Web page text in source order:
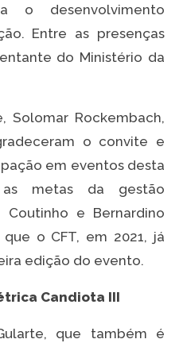
o desenvolvimento
Entre as presenças
do Ministério da
Solomar Rockembach,
o convite e
em eventos desta
metas da gestão
Coutinho e Bernardino
o CFT, em 2021, já
edição do evento.
Candiota III
que também é